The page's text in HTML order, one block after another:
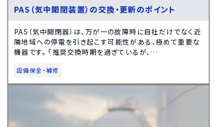
PAS（気中開閉装置）の交換・更新のポイント
PAS（気中開閉器）は、万が一の故障時に自社だけでなく近
隣地域への停電を引き起こす可能性がある、極めて重要な
機器です。 「推奨交換時期を過ぎているが、…
設備保全・補修